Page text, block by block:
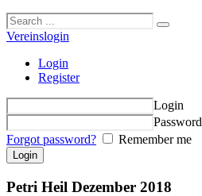
Vereinslogin
Login
Register
Login
Password
Forgot password?
Remember me
Petri Heil Dezember 2018